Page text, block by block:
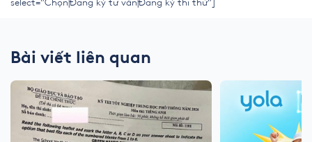
select=”Chọn|Đăng ký tư vấn|Đăng ký thi thử”]
Bài viết liên quan